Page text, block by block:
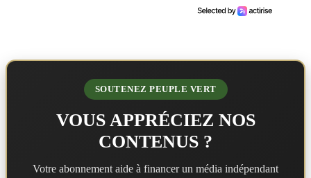
SOUTENEZ PEUPLE VERT
VOUS APPRÉCIEZ NOS
CONTENUS ?
Votre abonnement aide à financer un média indépendant